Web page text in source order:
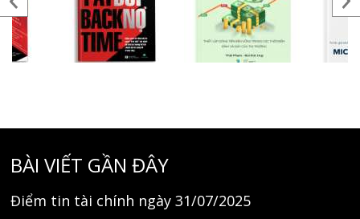
BÀI VIẾT GẦN ĐÂY
Điểm tin tài chính ngày 31/07/2025